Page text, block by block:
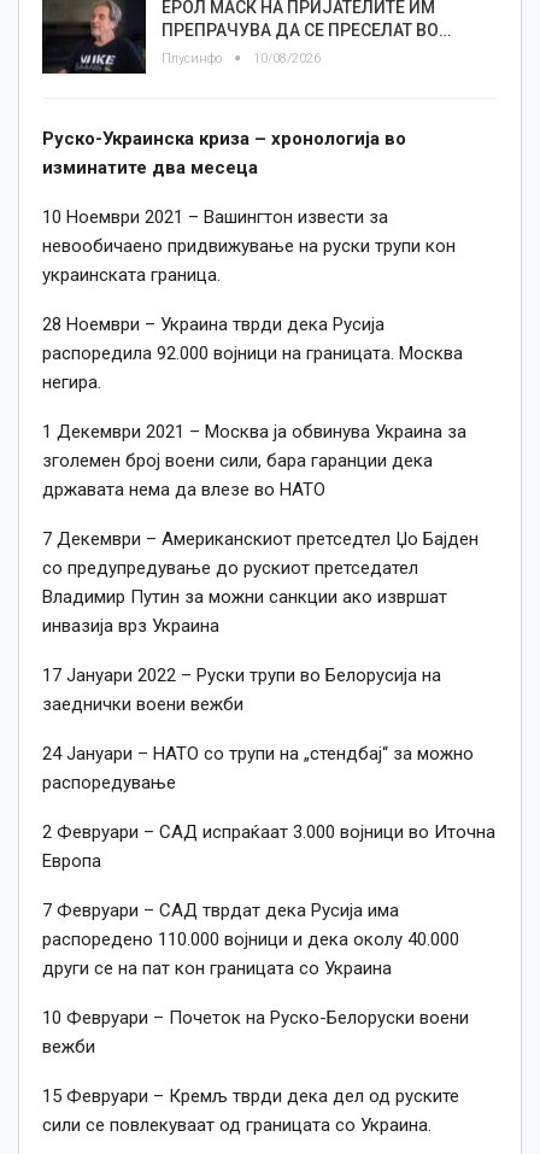
ЕРОЛ МАСК НА ПРИЈАТЕЛИТЕ ИМ
ПРЕПРАЧУВА ДА СЕ ПРЕСЕЛАТ ВО…
Плусинфо 10/08/2026
Руско-Украинска криза – хронологија во
изминатите два месеца
10 Ноември 2021 – Вашингтон извести за
невообичаено придвижување на руски трупи кон
украинската граница.
28 Ноември – Украина тврди дека Русија
распоредила 92.000 војници на границата. Москва
негира.
1 Декември 2021 – Москва ја обвинува Украина за
зголемен број воени сили, бара гаранции дека
државата нема да влезе во НАТО
7 Декември – Американскиот претседтел Џо Бајден
со предупредување до рускиот претседател
Владимир Путин за можни санкции ако извршат
инвазија врз Украина
17 Јануари 2022 – Руски трупи во Белорусија на
заеднички воени вежби
24 Јануари – НАТО со трупи на „стендбај“ за можно
распоредување
2 Февруари – САД испраќаат 3.000 војници во Иточна
Европа
7 Февруари – САД тврдат дека Русија има
распоредено 110.000 војници и дека околу 40.000
други се на пат кон границата со Украина
10 Февруари – Почеток на Руско-Белоруски воени
вежби
15 Февруари – Кремљ тврди дека дел од руските
сили се повлекуваат од границата со Украина.